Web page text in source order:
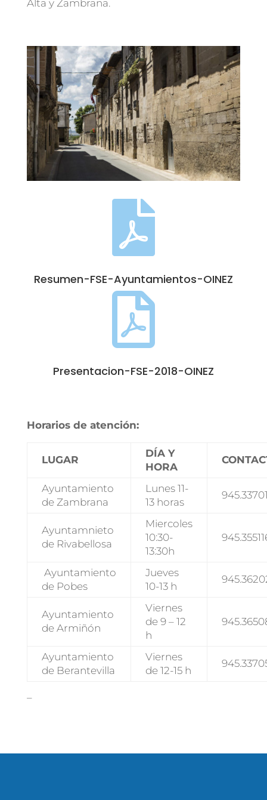
Alta y Zambrana.

Resumen-FSE-Ayuntamientos-OINEZ

Presentacion-FSE-2018-OINEZ
Horarios de atención:
LUGAR
DÍA Y
HORA
Ayuntamiento
de Zambrana
Lunes 11-
13 horas
Ayuntamnieto
de Rivabellosa
Miercoles
10:30-
13:30h
Ayuntamiento
de Pobes
Jueves
10-13 h
Ayuntamiento
de Armiñón
Viernes
de 9 – 12
h
Ayuntamiento
de Berantevilla
Viernes
de 12-15 h
–